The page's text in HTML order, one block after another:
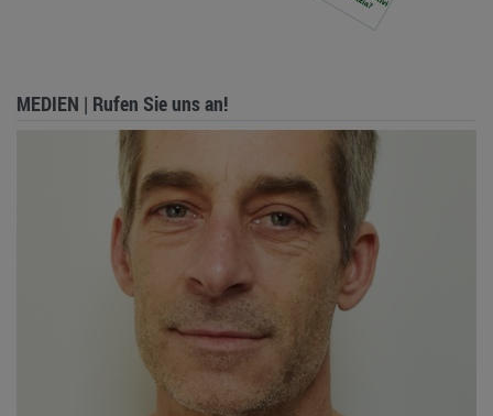
MEDIEN | Rufen Sie uns an!